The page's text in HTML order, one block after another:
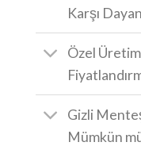
Karşı
Özel
Gizli
Mümkün